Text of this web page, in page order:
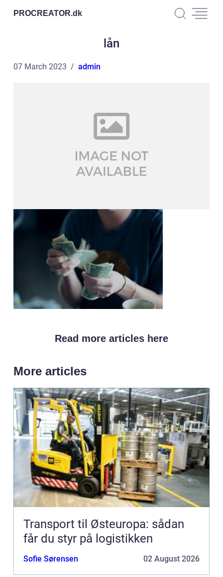
PROCREATOR.dk
lån
07 March 2023 admin
Read more articles here
More articles
Transport til Østeuropa: sådan
får du styr på logistikken
Sofie Sørensen 02 August 2026